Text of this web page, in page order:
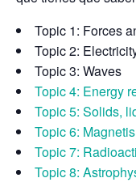
Topic 1: Forces
Topic 2:
Topic 3: Waves
Topic 4: Energy
Topic 5: Solids,
Topic 6:
Topic 7:
Topic 8: